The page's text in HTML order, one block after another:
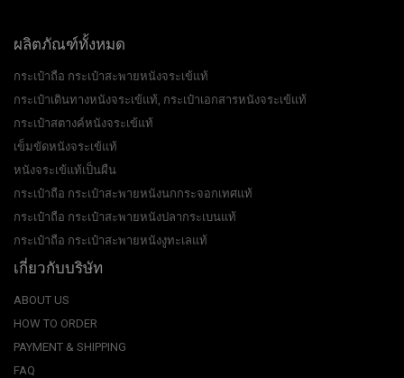
ผลิตภัณฑ์ทั้งหมด
กระเป๋าถือ กระเป๋าสะพายหนังจระเข้แท้
กระเป๋าเดินทางหนังจระเข้แท้, กระเป๋าเอกสารหนังจระเข้แท้
กระเป๋าสตางค์หนังจระเข้แท้
เข็มขัดหนังจระเข้แท้
หนังจระเข้แท้เป็นผืน
กระเป๋าถือ กระเป๋าสะพายหนังนกกระจอกเทศแท้
กระเป๋าถือ กระเป๋าสะพายหนังปลากระเบนแท้
กระเป๋าถือ กระเป๋าสะพายหนังงูทะเลแท้
เกี่ยวกับบริษัท
ABOUT US
HOW TO ORDER
PAYMENT & SHIPPING
FAQ